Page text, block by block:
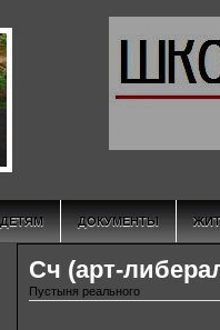
ДЕТЯМ ДОКУМЕНТЫ
Сч (арт-
Пустыня реального